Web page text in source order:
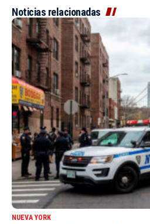
Noticias relacionadas
NUEVA YORK